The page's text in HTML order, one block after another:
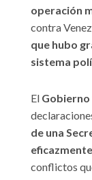
operación
contra
que hubo
sistema
El Gobierno
de una
conflictos